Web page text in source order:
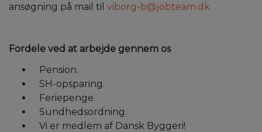
ansøgning på mail til viborg-b@jobteam.dk
Fordele ved at arbejde gennem os
Pension.
SH-opsparing.
Feriepenge.
Sundhedsordning.
Vi er medlem af Dansk Byggeri!